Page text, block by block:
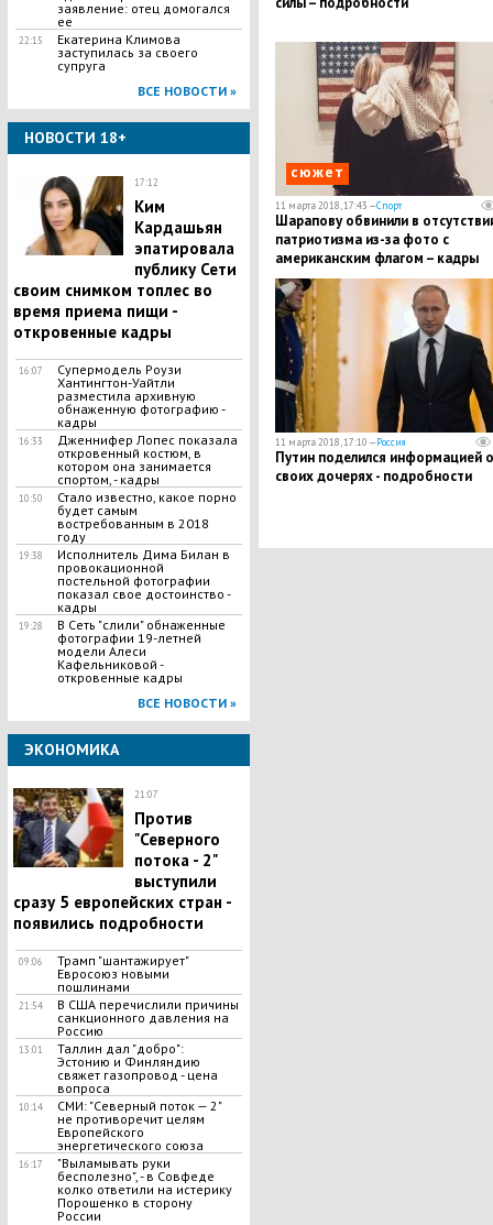
заявление: отец домогался
ее
22:15
Екатерина Климова
заступилась за своего
супруга
ВСЕ НОВОСТИ »
НОВОСТИ 18+
17:12
Ким
Кардашьян
эпатировала
публику Сети
своим снимком топлес во
время приема пищи -
откровенные кадры
16:07
Супермодель Роузи
Хантингтон-Уайтли
разместила архивную
обнаженную фотографию -
кадры
16:33
Дженнифер Лопес показала
откровенный костюм, в
котором она занимается
спортом, - кадры
10:50
Стало известно, какое порно
будет самым
востребованным в 2018
году
19:38
Исполнитель Дима Билан в
провокационной
постельной фотографии
показал свое достоинство -
кадры
19:28
В Сеть "слили" обнаженные
фотографии 19-летней
модели Алеси
Кафельниковой -
откровенные кадры
ВСЕ НОВОСТИ »
ЭКОНОМИКА
21:07
Против
"Северного
потока - 2"
выступили
сразу 5 европейских стран -
появились подробности
09:06
Трамп "шантажирует"
Евросоюз новыми
пошлинами
21:54
В США перечислили причины
санкционного давления на
Россию
13:01
Таллин дал "добро":
Эстонию и Финляндию
свяжет газопровод - цена
вопроса
10:14
СМИ: "Северный поток — 2"
не противоречит целям
Европейского
энергетического союза
16:17
"Выламывать руки
бесполезно", - в Совфеде
колко ответили на истерику
Порошенко в сторону
России
сюжет
11 марта 2018, 17:43 —Спорт
Шарапову обвинили в
патриотизма из-за фото с
американским флагом – кадры
11 марта 2018, 17:10 —Россия
Путин поделился информацией о
своих дочерях - подробности